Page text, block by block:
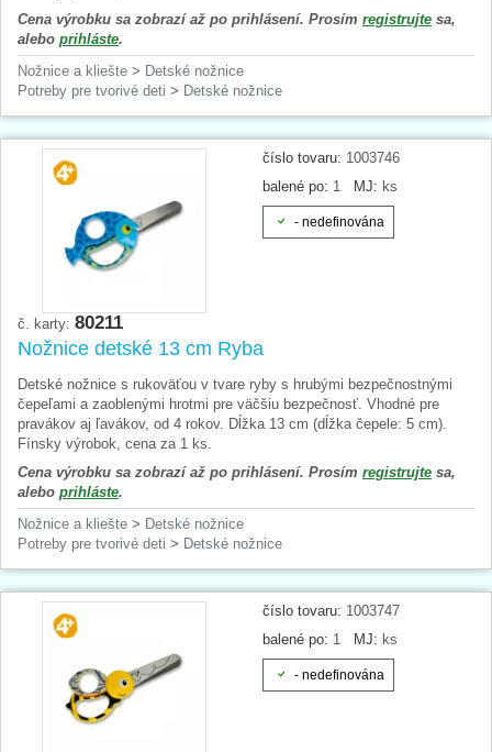
Cena výrobku sa zobrazí až po prihlásení. Prosím registrujte sa,
alebo prihláste.
Nožnice a kliešte > Detské nožnice
Potreby pre tvorivé deti > Detské nožnice
číslo tovaru: 1003746
balené po: 1 MJ: ks
- nedefinována
č. karty: 80211
Nožnice detské 13 cm Ryba
Detské nožnice s rukoväťou v tvare ryby s hrubými bezpečnostnými
čepeľami a zaoblenými hrotmi pre väčšiu bezpečnosť. Vhodné pre
pravákov aj ľavákov, od 4 rokov. Dĺžka 13 cm (dĺžka čepele: 5 cm).
Fínsky výrobok, cena za 1 ks.
Cena výrobku sa zobrazí až po prihlásení. Prosím registrujte sa,
alebo prihláste.
Nožnice a kliešte > Detské nožnice
Potreby pre tvorivé deti > Detské nožnice
číslo tovaru: 1003747
balené po: 1 MJ: ks
- nedefinována